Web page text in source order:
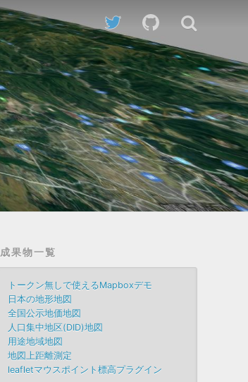
成果物一覧
トークン無しで使えるMapboxデモ
日本の地形地図
全国公示地価地図
人口集中地区(DID)地図
用途地域地図
地図上距離測定
leafletマウスポイント標高プラグイン